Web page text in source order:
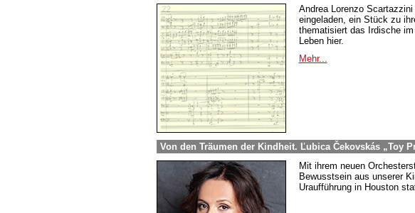
Andrea Lorenzo
eingeladen, ein Stück zu
thematisiert das Irdische
Leben hier.
Mehr...
Von den Träumen der Kindheit. Ľubica Čekovskás „Toy
Mit ihrem neuen
Bewusstsein aus unserer
Uraufführung in Houston